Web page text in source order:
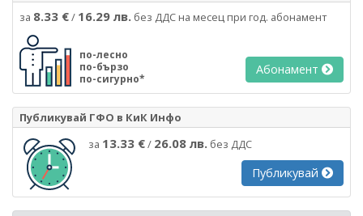
за 8.33 €/ 16.29 лв. без ДДС на месец при год. абонамент
по-лесно
по-бързо
по-сигурно*
Абонамент
Публикувай ГФО в КиК Инфо
за 13.33 €/ 26.08 лв. без ДДС
Публикувай